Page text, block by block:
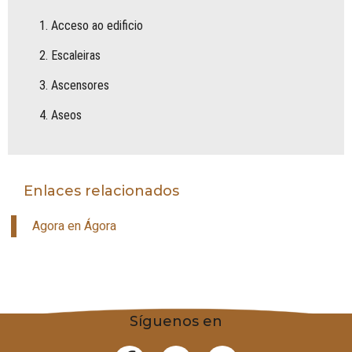
Acceso ao edificio
Escaleiras
Ascensores
Aseos
Enlaces relacionados
Agora en Ágora
Síguenos en